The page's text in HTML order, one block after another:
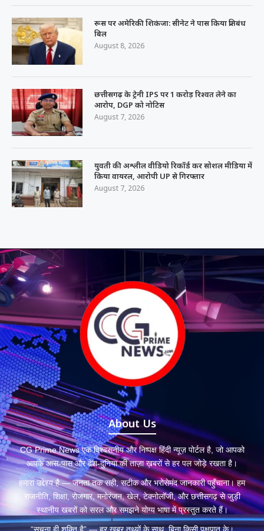
रूस पर अमेरिकी शिकंजा: सीनेट ने पास किया प्रतिबंध
बिल
August 8, 2026
छत्तीसगढ़ के ट्रेनी IPS पर 1 करोड़ रिश्वत लेने का
आरोप, DGP को नोटिस
August 7, 2026
युवती की अश्लील वीडियो रिकॉर्ड कर सोशल मीडिया में
किया वायरल, आरोपी UP से गिरफ्तार
August 7, 2026
About Us
CG Prime News एक विश्वसनीय और निष्पक्ष हिंदी न्यूज़ पोर्टल है, जो आपको
आपके आस-पास और देश-दुनिया की ताज़ा ख़बरों से हर पल जोड़े रखता है।
हमारा उद्देश्य है — जनता तक सही, सटीक और भरोसेमंद जानकारी पहुँचाना। हम
राजनीति, शिक्षा, रोजगार, मनोरंजन, खेल, टेक्नोलॉजी, और छत्तीसगढ़ से जुड़ी
स्थानीय खबरों को सरल और समझने योग्य भाषा में प्रस्तुत करते हैं।